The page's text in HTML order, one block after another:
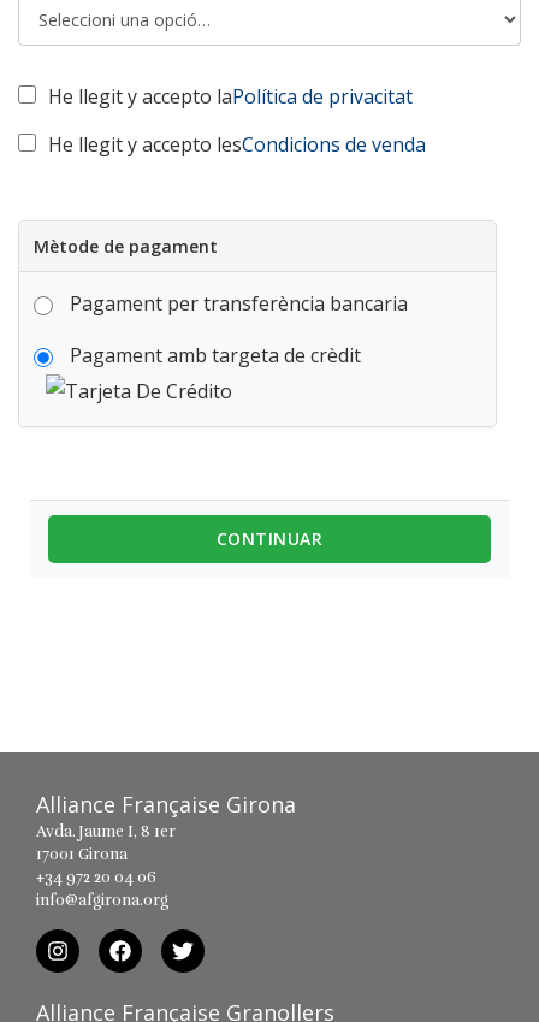
He llegit y accepto laPolítica de privacitat
He llegit y accepto lesCondicions de venda
Mètode de pagament
Pagament per transferència bancaria
Pagament amb targeta de crèdit
CONTINUAR
Alliance Française Girona
Avda. Jaume I, 8 1er
17001 Girona
+34 972 20 04 06
info@afgirona.org
Alliance Française Granollers